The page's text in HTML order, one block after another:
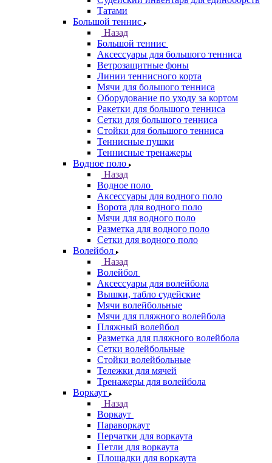
Татами
Большой теннис
Назад
Большой теннис
Аксессуары для большого тенниса
Ветрозащитные фоны
Линии теннисного корта
Мячи для большого тенниса
Оборудование по уходу за кортом
Ракетки для большого тенниса
Сетки для большого тенниса
Стойки для большого тенниса
Теннисные пушки
Теннисные тренажеры
Водное поло
Назад
Водное поло
Аксессуары для водного поло
Ворота для водного поло
Мячи для водного поло
Разметка для водного поло
Сетки для водного поло
Волейбол
Назад
Волейбол
Аксессуары для волейбола
Вышки, табло судейские
Мячи волейбольные
Мячи для пляжного волейбола
Пляжный волейбол
Разметка для пляжного волейбола
Сетки волейбольные
Стойки волейбольные
Тележки для мячей
Тренажеры для волейбола
Воркаут
Назад
Воркаут
Параворкаут
Перчатки для воркаута
Петли для воркаута
Площадки для воркаута